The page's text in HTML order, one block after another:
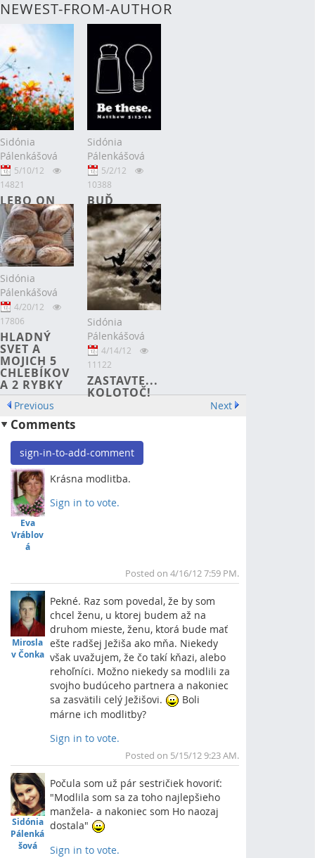
NEWEST-FROM-AUTHOR
Sidónia
Pálenkášová
5/10/12
14821
LEBO ON
DÁVA
DOBRÉ VECI
V PRAVÝ
ČAS
Sidónia
Pálenkášová
5/2/12
10388
BUĎ
SVETLOM A
SOĽOU
Sidónia
Pálenkášová
4/20/12
17806
HLADNÝ
SVET A
MOJICH 5
CHLEBÍKOV
A 2 RYBKY
Sidónia
Pálenkášová
4/14/12
11122
ZASTAVTE...
KOLOTOČ!
Previous Next
Comments
sign-in-to-add-comment
Eva
Vráblov
á
Krásna modlitba.
Sign in to vote.
Posted on 4/16/12 7:59 PM.
Mirosla
v Čonka
Pekné. Raz som povedal, že by som
chcel ženu, u ktorej budem až na
druhom mieste, ženu, ktorá bude mať
ešte radšej Ježiša ako mňa. Niekedy
však uvažujem, že čo takí kňazi, alebo
rehoľníci. Možno niekedy sa modlili za
svojho budúceho partnera a nakoniec
sa zasvätili celý Ježišovi.
Boli
márne ich modlitby?
Sign in to vote.
Top
Posted on 5/15/12 9:23 AM.
Sidónia
Pálenká
šová
Počula som už pár sestričiek hovoriť:
"Modlila som sa za toho najlepšieho
manžela- a nakoniec som Ho naozaj
dostala"
Sign in to vote.